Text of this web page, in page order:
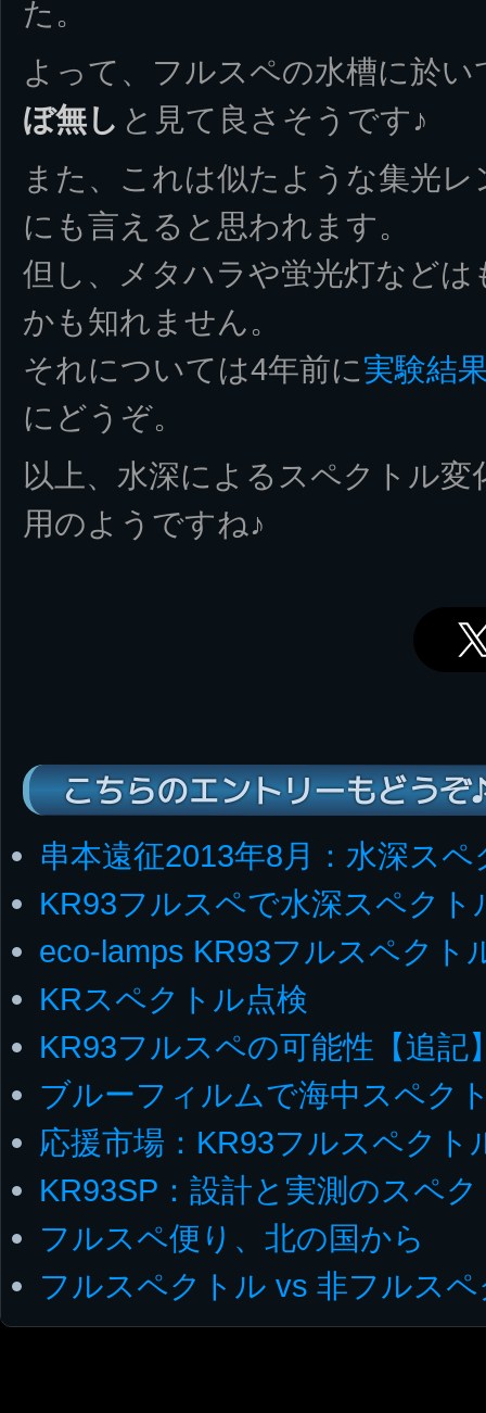
た。
よって、フルスペの水槽に於
ぼ無し と見て良さそうです♪
また、これは似たような集光
にも言えると思われます。
但し、メタハラや蛍光灯など
かも知れません。
それについては4年前に実験結
にどうぞ。
以上、水深によるスペクトル
用のようですね♪
こちらのエントリーもどうぞ
串本遠征2013年8月：水深ス
KR93フルスペで水深スペクト
eco-lamps KR93フルスペクト
KRスペクトル点検
KR93フルスペの可能性【追記
ブルーフィルムで海中スペク
応援市場：KR93フルスペクト
KR93SP：設計と実測のスペ
フルスペ便り、北の国から
フルスペクトル vs 非フルス